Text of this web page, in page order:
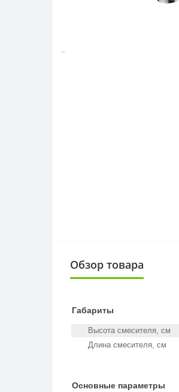
Обзор товара
Габариты
Высота смесителя, см
Длина смесителя, см
Основные параметры